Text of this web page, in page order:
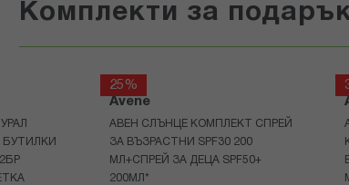
Комплекти за
БУТИЛКИ
25%
Avene
АВЕН СЛЪНЦЕ КОМПЛЕКТ СПРЕЙ
ЗА ВЪЗРАСТНИ SPF30 200
МЛ+СПРЕЙ ЗА ДЕЦА SPF50+
200МЛ*